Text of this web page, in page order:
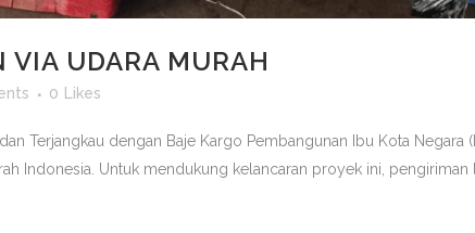
VIA UDARA MURAH
0 Likes
Terjangkau dengan Baje Kargo Pembangunan Ibu Kota Negara
Indonesia. Untuk mendukung kelancaran proyek ini,